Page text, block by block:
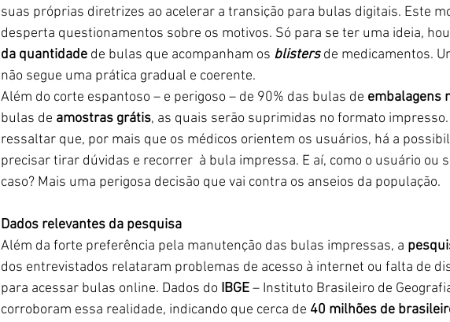
suas próprias diretrizes ao acelerar a transição para bulas digitais. Este
desperta questionamentos sobre os motivos. Só para se ter uma ideia,
da quantidade de bulas que acompanham os blisters de medicamentos.
não segue uma prática gradual e coerente.
Além do corte espantoso – e perigoso – de 90% das bulas de embalagens
bulas de amostras grátis, as quais serão suprimidas no formato
ressaltar que, por mais que os médicos orientem os usuários, há a
precisar tirar dúvidas e recorrer  à bula impressa. E aí, como o usuário ou
caso? Mais uma perigosa decisão que vai contra os anseios da população.
Dados relevantes da pesquisa
Além da forte preferência pela manutenção das bulas impressas, a
dos entrevistados relataram problemas de acesso à internet ou falta de
para acessar bulas online. Dados do IBGE – Instituto Brasileiro de
corroboram essa realidade, indicando que cerca de 40 milhões de